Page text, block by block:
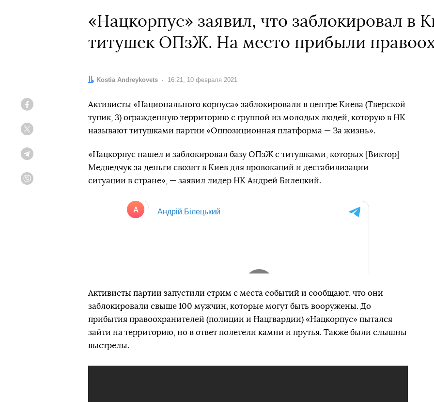
«Нацкорпус» заявил, что заблокировал в
титушек ОПзЖ. На место прибыли
Автор:
Kostia Andreykovets Дата:
16:21, 10 февраля 2021
Активисты «Национального корпуса» заблокировали в центре Киева (Тверской
тупик, 3) огражденную территорию с группой из молодых людей, которую в НК
называют титушками партии «Оппозиционная платформа — За жизнь».
«Нацкорпус нашел и заблокировал базу ОПзЖ с титушками, которых [Виктор]
Медведчук за деньги свозит в Киев для провокаций и дестабилизации
ситуации в стране», — заявил лидер НК Андрей Билецкий.
Активисты партии запустили стрим с места событий и сообщают, что они
заблокировали свыше 100 мужчин, которые могут быть вооружены. До
прибытия правоохранителей (полиции и Нацгвардии) «Нацкорпус» пытался
зайти на территорию, но в ответ полетели камни и прутья. Также были слышны
выстрелы.